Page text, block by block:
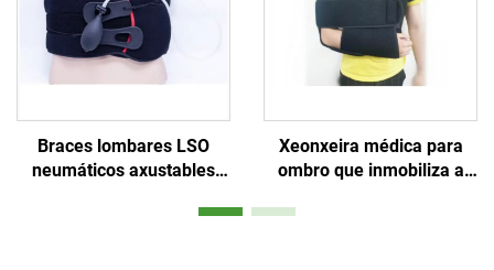
Braces lombares LSO
neumáticos axustables
ou lesión por dor na parte
Xeonxeira médica para
ombro que inmobiliza a